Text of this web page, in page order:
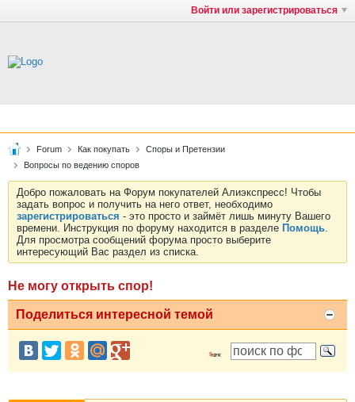
Войти или зарегистрироваться
Forum Как покупать
Споры и Претензии
Вопросы по ведению споров
Добро пожаловать на Форум покупателей Алиэкспресс! Чтобы
задать вопрос и получить на него ответ, необходимо
зарегистрироваться - это просто и займёт лишь минуту Вашего
времени. Инструкция по форуму находится в разделе Помощь.
Для просмотра сообщений форума просто выберите
интересующий Вас раздел из списка.
Не могу открыть спор!
Поделиться интересной темой